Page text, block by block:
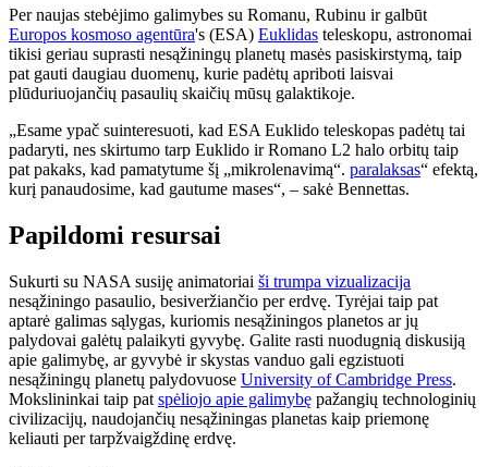
Per naujas stebėjimo galimybes su Romanu, Rubinu ir galbūt
Europos kosmoso agentūra's (ESA) Euklidas teleskopu, astronomai
tikisi geriau suprasti nesąžiningų planetų masės pasiskirstymą, taip
pat gauti daugiau duomenų, kurie padėtų apriboti laisvai
plūduriuojančių pasaulių skaičių mūsų galaktikoje.
„Esame ypač suinteresuoti, kad ESA Euklido teleskopas padėtų tai
padaryti, nes skirtumo tarp Euklido ir Romano L2 halo orbitų taip
pat pakaks, kad pamatytume šį „mikrolenavimą“. paralaksas“ efektą,
kurį panaudosime, kad gautume mases“, – sakė Bennettas.
Papildomi resursai
Sukurti su NASA susiję animatoriai ši trumpa vizualizacija
nesąžiningo pasaulio, besiveržiančio per erdvę. Tyrėjai taip pat
aptarė galimas sąlygas, kuriomis nesąžiningos planetos ar jų
palydovai galėtų palaikyti gyvybę. Galite rasti nuodugnią diskusiją
apie galimybę, ar gyvybė ir skystas vanduo gali egzistuoti
nesąžiningų planetų palydovuose University of Cambridge Press.
Mokslininkai taip pat spėliojo apie galimybę pažangių technologinių
civilizacijų, naudojančių nesąžiningas planetas kaip priemonę
keliauti per tarpžvaigždinę erdvę.